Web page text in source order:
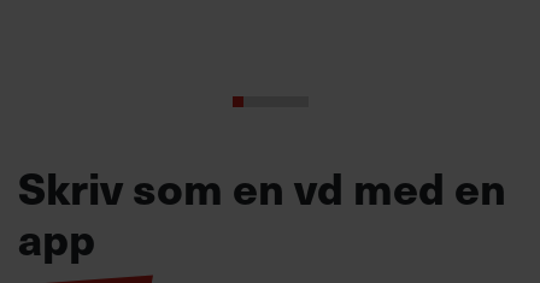
Skriv som en vd med en
app